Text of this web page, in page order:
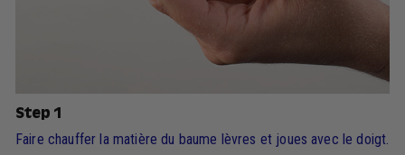
Step 1
Faire chauffer la matière du baume lèvres et joues avec le doigt.